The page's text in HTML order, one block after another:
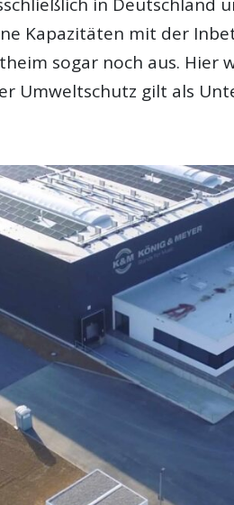
Kapazitäten mit der
sogar noch aus. Hier
Umweltschutz gilt als